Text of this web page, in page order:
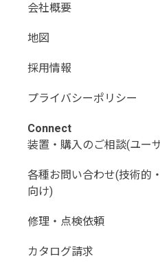
会社概要
地図
採用情報
プライバシーポリシー
Connect
装置・購入のご相談(ユー
各種お問い合わせ(技術的
向け)
修理・点検依頼
カタログ請求